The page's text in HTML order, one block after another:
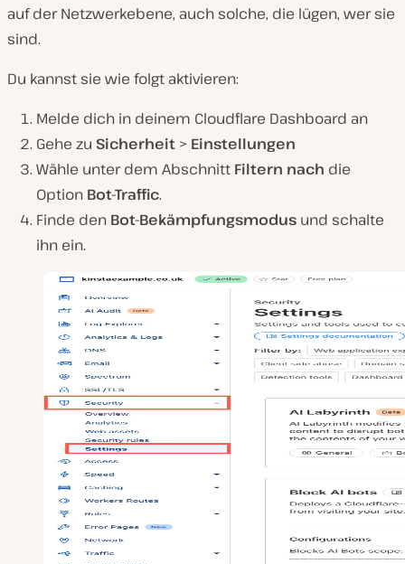
auf der Netzwerkebene, auch solche, die lügen, wer sie
sind.
Du kannst sie wie folgt aktivieren:
Melde dich in deinem Cloudflare Dashboard an
Gehe zu Sicherheit > Einstellungen
Wähle unter dem Abschnitt Filtern nach die
Option Bot-Traffic.
Finde den Bot-Bekämpfungsmodus und schalte
ihn ein.